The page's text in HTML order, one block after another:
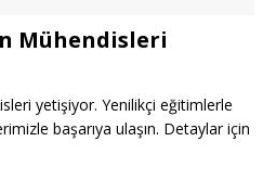
Mühendisleri
yetişiyor. Yenilikçi eğitimlerle
başarıya ulaşın. Detaylar için